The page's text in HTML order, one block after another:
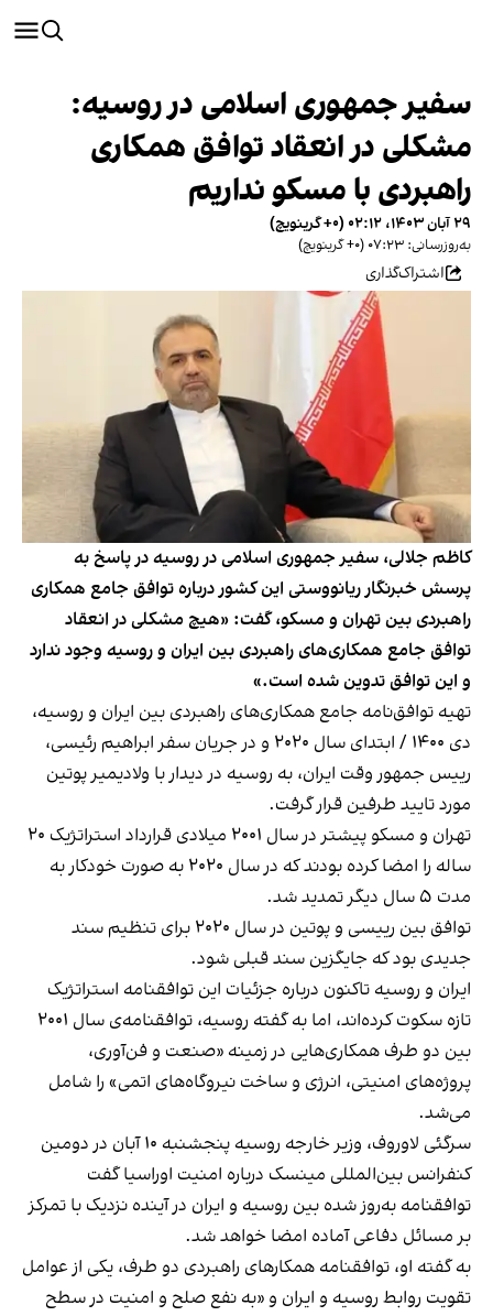
سفیر جمهوری اسلامی در روسیه:
مشکلی در انعقاد توافق همکاری
راهبردی با مسکو نداریم
۲۹ آبان ۱۴۰۳، ۰۲:۱۲ (‎+۰ گرینویچ)
به‌روزرسانی: ۰۷:۲۳ (‎+۰ گرینویچ)
اشتراک‌گذاری
کاظم جلالی، سفیر جمهوری اسلامی در روسیه در پاسخ به
پرسش خبرنگار ریانووستی این کشور درباره توافق جامع همکاری
راهبردی بین تهران و مسکو، گفت: «هیچ مشکلی در انعقاد
توافق جامع همکاری‌های راهبردی بین ایران و روسیه وجود ندارد
و این توافق تدوین شده است.»
تهیه توافق‌نامه جامع همکاری‌های راهبردی بین ایران و روسیه،
دی ۱۴۰۰ / ابتدای سال ۲۰۲۰ و در جریان سفر ابراهیم رئیسی،
رییس جمهور وقت ایران، به روسیه در دیدار با ولادیمیر پوتین
مورد تایید طرفین قرار گرفت.
تهران و مسکو پیشتر در سال ۲۰۰۱ میلادی قرارداد استراتژیک ۲۰
ساله را امضا کرده بودند که در سال ۲۰۲۰ به صورت خودکار به
مدت ۵ سال دیگر تمدید شد.
توافق بین رییسی و پوتین در سال ۲۰۲۰ برای تنظیم سند
جدیدی بود که جایگزین سند قبلی شود.
ایران و روسیه تاکنون درباره جزئیات این توافقنامه استراتژیک
تازه سکوت کرده‌اند، اما به گفته روسیه، توافقنامه‌ی سال ۲۰۰۱
بین دو طرف همکاری‌هایی در زمینه «صنعت و فن‌آوری،
پروژه‌های امنیتی، انرژی و ساخت نیروگاه‌های اتمی» را شامل
می‌شد.
سرگئی لاوروف، وزیر خارجه روسیه پنجشنبه ۱۰ ‌آبان در دومین
کنفرانس بین‌المللی مینسک درباره امنیت اوراسیا گفت
توافقنامه به‌روز شده بین روسیه و ایران در آینده نزدیک با تمرکز
بر مسائل دفاعی آماده امضا خواهد شد.
به گفته او، توافقنامه همکار‌های راهبردی دو طرف، یکی از عوامل
تقویت روابط روسیه و ایران و «به نفع صلح و امنیت در سطح